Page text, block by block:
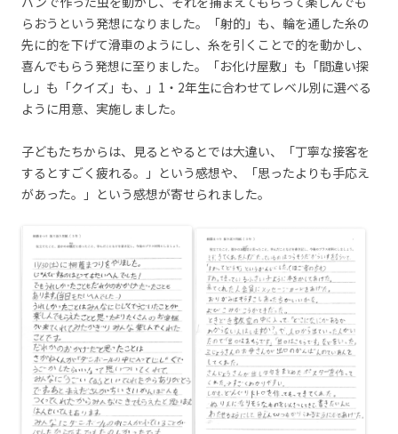
らおうという発想になりました。「射的」も、輪を通した糸の
先に的を下げて滑車のようにし、糸を引くことで的を動かし、
喜んでもらう発想に至りました。「お化け屋敷」も「間違い探
し」も「クイズ」も、」1・2年生に合わせてレベル別に選べる
ように用意、実施しました。
子どもたちからは、見るとやるとでは大違い、「丁寧な接客を
するとすごく疲れる。」という感想や、「思ったよりも手応え
があった。」という感想が寄せられました。